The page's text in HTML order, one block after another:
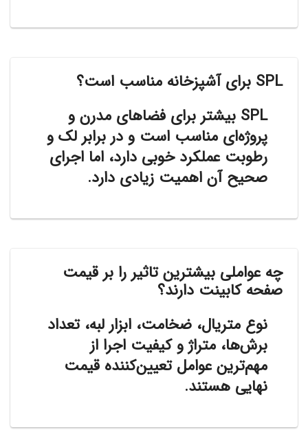
SPL برای آشپزخانه مناسب است؟
SPL بیشتر برای فضاهای مدرن و
پروژه‌ای مناسب است و در برابر لک و
رطوبت عملکرد خوبی دارد، اما اجرای
صحیح آن اهمیت زیادی دارد.
چه عواملی بیشترین تاثیر را بر قیمت
صفحه کابینت دارند؟
نوع متریال، ضخامت، ابزار لبه، تعداد
برش‌ها، متراژ و کیفیت اجرا از
مهم‌ترین عوامل تعیین‌کننده قیمت
نهایی هستند.